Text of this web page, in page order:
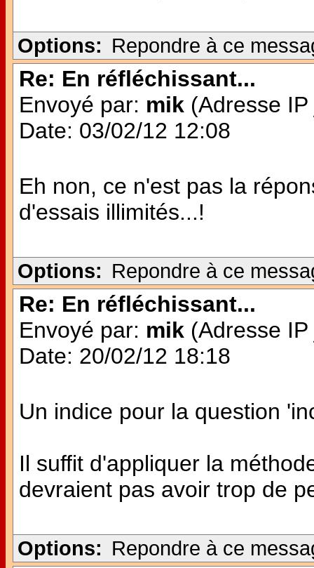
Options: Repondre à ce
Re: En réfléchissant...
Envoyé par: mik (Adresse
Date: 03/02/12 12:08
Eh non, ce n'est pas la
d'essais illimités...!
Options: Repondre à ce
Re: En réfléchissant...
Envoyé par: mik (Adresse
Date: 20/02/12 18:18
Un indice pour la question
Il suffit d'appliquer la
devraient pas avoir trop de
Options: Repondre à ce